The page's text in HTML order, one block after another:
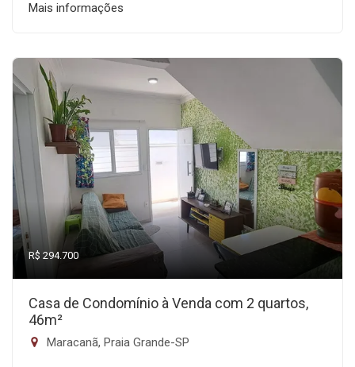
Mais informações
R$ 294.700
Casa de Condomínio à Venda com 2 quartos,
46m²
Maracanã, Praia Grande-SP